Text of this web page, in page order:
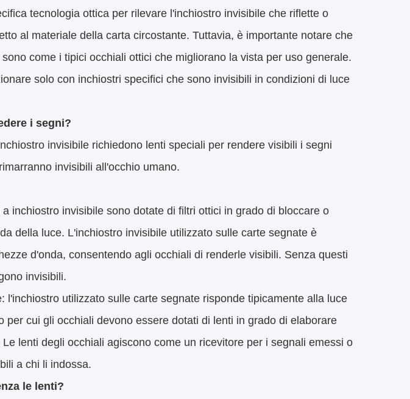
tecnologia ottica per rilevare l'inchiostro invisibile che riflette o
al materiale della carta circostante. Tuttavia, è importante notare che
come i tipici occhiali ottici che migliorano la vista per uso generale.
solo con inchiostri specifici che sono invisibili in condizioni di luce
i segni?
invisibile richiedono lenti speciali per rendere visibili i segni
invisibili all'occhio umano.
inchiostro invisibile sono dotate di filtri ottici in grado di bloccare o
della luce. L'inchiostro invisibile utilizzato sulle carte segnate è
d'onda, consentendo agli occhiali di renderle visibili. Senza questi
invisibili.
l'inchiostro utilizzato sulle carte segnate risponde tipicamente alla luce
per cui gli occhiali devono essere dotati di lenti in grado di elaborare
lenti degli occhiali agiscono come un ricevitore per i segnali emessi o
a chi li indossa.
le lenti?